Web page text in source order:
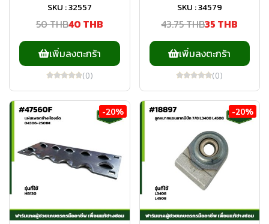
SKU : 32557
50 THB40 THB
เพิ่มลงตะกร้า
(0)
SKU : 34579
43.75 THB35 THB
เพิ่มลงตะกร้า
(0)
-20% -20%